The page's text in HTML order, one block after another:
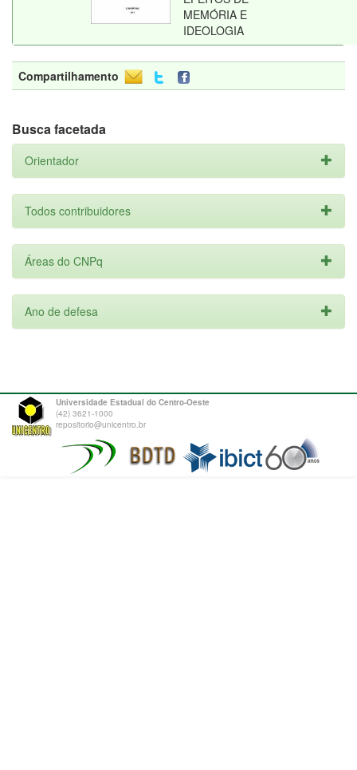
MEMÓRIA E
IDEOLOGIA
Compartilhamento
Busca facetada
Orientador
Todos contribuidores
Áreas do CNPq
Ano de defesa
Universidade Estadual do Centro-Oeste
(42) 3621-1000
repositorio@unicentro.br